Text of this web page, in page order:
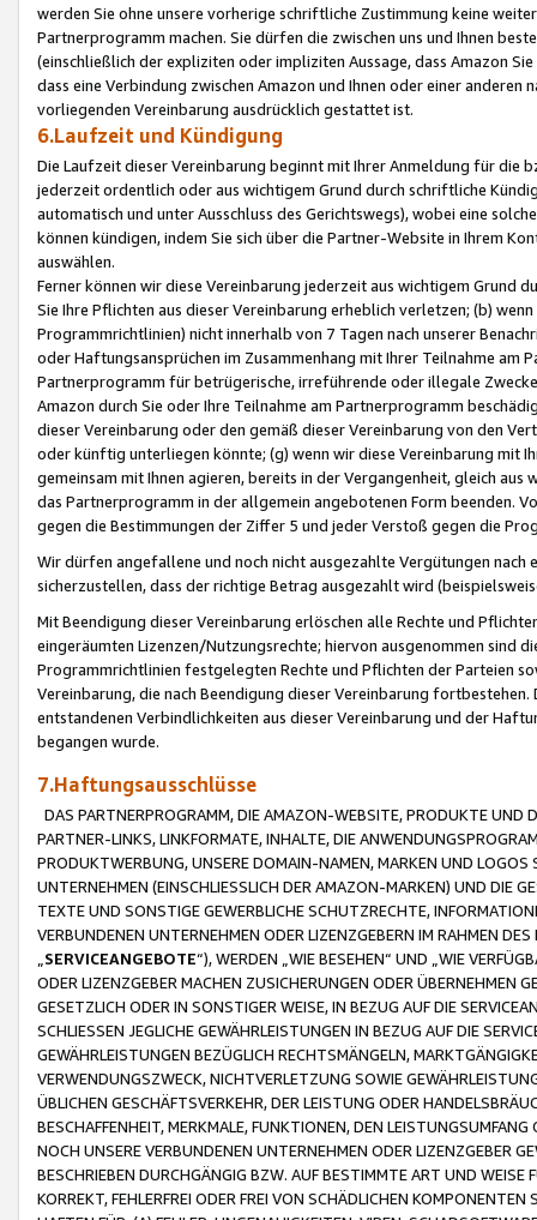
werden Sie ohne unsere vorherige schriftliche Zustimmung keine
Partnerprogramm machen. Sie dürfen die zwischen uns und Ihnen
(einschließlich der expliziten oder impliziten Aussage, dass Amazon
dass eine Verbindung zwischen Amazon und Ihnen oder einer
vorliegenden Vereinbarung ausdrücklich gestattet ist.
6.Laufzeit und Kündigung
Die Laufzeit dieser Vereinbarung beginnt mit Ihrer Anmeldung für die
jederzeit ordentlich oder aus wichtigem Grund durch schriftliche
automatisch und unter Ausschluss des Gerichtswegs), wobei eine
können kündigen, indem Sie sich über die Partner-Website in Ihrem
auswählen.
Ferner können wir diese Vereinbarung jederzeit aus wichtigem Grund
Sie Ihre Pflichten aus dieser Vereinbarung erheblich verletzen; (b)
Programmrichtlinien) nicht innerhalb von 7 Tagen nach unserer
oder Haftungsansprüchen im Zusammenhang mit Ihrer Teilnahme am
Partnerprogramm für betrügerische, irreführende oder illegale
Amazon durch Sie oder Ihre Teilnahme am Partnerprogramm
dieser Vereinbarung oder den gemäß dieser Vereinbarung von den
oder künftig unterliegen könnte; (g) wenn wir diese Vereinbarung mit
gemeinsam mit Ihnen agieren, bereits in der Vergangenheit, gleich
das Partnerprogramm in der allgemein angebotenen Form beenden.
gegen die Bestimmungen der Ziffer 5 und jeder Verstoß gegen die
Wir dürfen angefallene und noch nicht ausgezahlte Vergütungen
sicherzustellen, dass der richtige Betrag ausgezahlt wird
Mit Beendigung dieser Vereinbarung erlöschen alle Rechte und
eingeräumten Lizenzen/Nutzungsrechte; hiervon ausgenommen sind
Programmrichtlinien festgelegten Rechte und Pflichten der Parteien
Vereinbarung, die nach Beendigung dieser Vereinbarung
entstandenen Verbindlichkeiten aus dieser Vereinbarung und der
begangen wurde.
7.Haftungsausschlüsse
DAS PARTNERPROGRAMM, DIE AMAZON-WEBSITE, PRODUKTE UND
PARTNER-LINKS, LINKFORMATE, INHALTE, DIE
PRODUKTWERBUNG, UNSERE DOMAIN-NAMEN, MARKEN UND
UNTERNEHMEN (EINSCHLIESSLICH DER AMAZON-MARKEN) UND DIE
TEXTE UND SONSTIGE GEWERBLICHE SCHUTZRECHTE,
VERBUNDENEN UNTERNEHMEN ODER LIZENZGEBERN IM RAHMEN
SERVICEANGEBOTE“), WERDEN „WIE BESEHEN“ UND „WIE
ODER LIZENZGEBER MACHEN ZUSICHERUNGEN ODER ÜBERNEHMEN
GESETZLICH ODER IN SONSTIGER WEISE, IN BEZUG AUF DIE
SCHLIESSEN JEGLICHE GEWÄHRLEISTUNGEN IN BEZUG AUF DIE
GEWÄHRLEISTUNGEN BEZÜGLICH RECHTSMÄNGELN,
VERWENDUNGSZWECK, NICHTVERLETZUNG SOWIE
ÜBLICHEN GESCHÄFTSVERKEHR, DER LEISTUNG ODER
BESCHAFFENHEIT, MERKMALE, FUNKTIONEN, DEN
NOCH UNSERE VERBUNDENEN UNTERNEHMEN ODER LIZENZGEBER
BESCHRIEBEN DURCHGÄNGIG BZW. AUF BESTIMMTE ART UND
KORREKT, FEHLERFREI ODER FREI VON SCHÄDLICHEN